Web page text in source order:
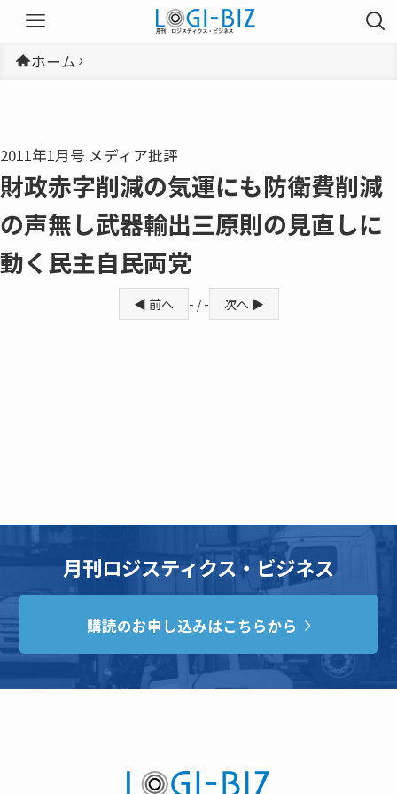
ホーム
2011年1月号 メディア批評
財政赤字削減の気運にも防衛費削減
の声無し武器輸出三原則の見直しに
動く民主自民両党
◀ 前へ - / - 次へ ▶
月刊ロジスティクス・ビジネス
購読のお申し込みはこちらから